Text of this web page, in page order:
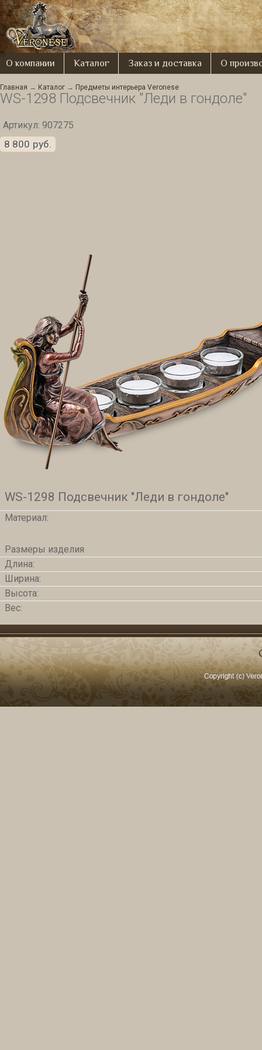
О компании Каталог Заказ и доставка О
Главная → Каталог → Предметы интерьера Veronese
WS-1298 Подсвечник "Леди в гондоле"
Артикул: 907275
8 800 руб.
WS-1298 Подсвечник "Леди в гондоле"
Материал:
Размеры изделия
Длина:
Ширина:
Высота:
Вес: